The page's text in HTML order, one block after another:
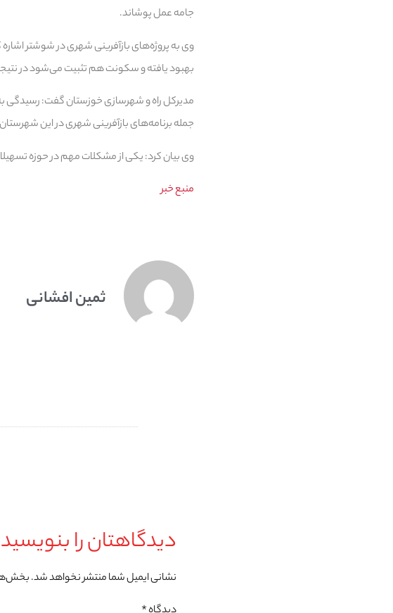
جامه عمل پوشاند.
وی به پروژه‌های بازآفرینی شهری در شوشتر
بهبود یافته و سکونت هم تثبیت می‌شود در
مدیرکل راه و شهرسازی خوزستان گفت: رسیدگی
جمله برنامه‌های بازآفرینی شهری در این
وی بیان کرد: یکی از مشکلات مهم در حوزه
منبع خبر
ثمین افشانی
دیدگاهتان را بنویسید
نشانی ایمیل شما منتشر نخواهد شد.